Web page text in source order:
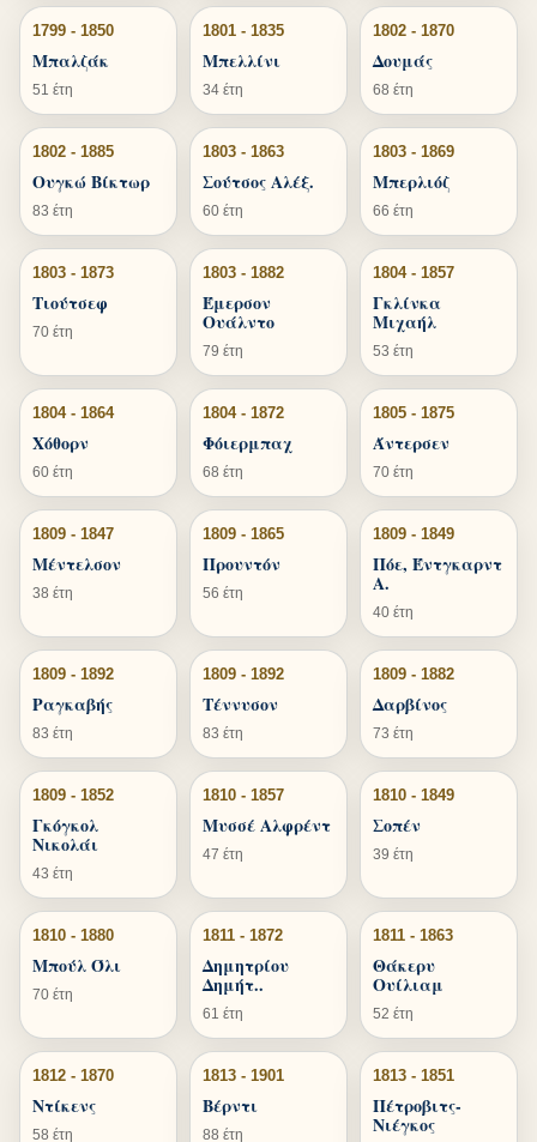
1799 - 1850
Μπαλζάκ
51 έτη
1801 - 1835
Μπελλίνι
34 έτη
1802 - 1870
Δουμάς
68 έτη
1802 - 1885
Ουγκώ Βίκτωρ
83 έτη
1803 - 1863
Σούτσος Αλέξ.
60 έτη
1803 - 1869
Μπερλιόζ
66 έτη
1803 - 1873
Τιούτσεφ
70 έτη
1803 - 1882
Έμερσον
Ουάλντο
79 έτη
1804 - 1857
Γκλίνκα
Μιχαήλ
53 έτη
1804 - 1864
Χόθορν
60 έτη
1804 - 1872
Φόιερμπαχ
68 έτη
1805 - 1875
Άντερσεν
70 έτη
1809 - 1847
Μέντελσον
38 έτη
1809 - 1865
Προυντόν
56 έτη
1809 - 1849
Πόε, Έντγκαρντ
Α.
40 έτη
1809 - 1892
Ραγκαβής
83 έτη
1809 - 1892
Τέννυσον
83 έτη
1809 - 1882
Δαρβίνος
73 έτη
1809 - 1852
Γκόγκολ
Νικολάι
43 έτη
1810 - 1857
Μυσσέ Αλφρέντ
47 έτη
1810 - 1849
Σοπέν
39 έτη
1810 - 1880
Μπούλ Όλι
70 έτη
1811 - 1872
Δημητρίου
Δημήτ..
61 έτη
1811 - 1863
Θάκερυ
Ουίλιαμ
52 έτη
1812 - 1870
Ντίκενς
58 έτη
1813 - 1901
Βέρντι
88 έτη
1813 - 1851
Πέτροβιτς-
Νιέγκος